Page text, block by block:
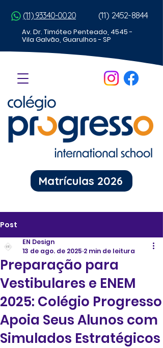
(11) 93340-0020 (11) 2452-8844
Av. Dr. Timóteo Penteado, 4545 -
Vila Galvão, Guarulhos - SP
Matrículas 2026
Post
Preparação para
Vestibulares e ENEM
2025: Colégio Progresso
Apoia Seus Alunos com
Simulados Estratégicos
EN Design
13 de ago. de 2025 2 min de leitura